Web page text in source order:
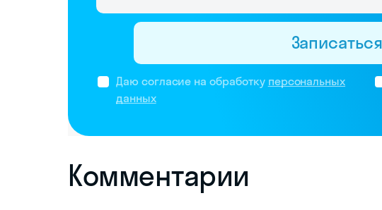
Даю согласие на обработку персональных
данных
Записаться
Комментарии